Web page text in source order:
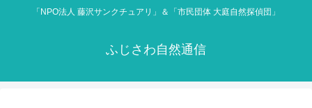
「NPO法人 藤沢サンクチュアリ」＆「市民団体 大庭自然探偵団」
ふじさわ自然通信